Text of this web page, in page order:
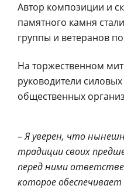
Автор композиции и
памятного камня
группы и ветеранов
На торжественном
руководители
общественных
– Я уверен, что
традиции своих
перед ними
которое